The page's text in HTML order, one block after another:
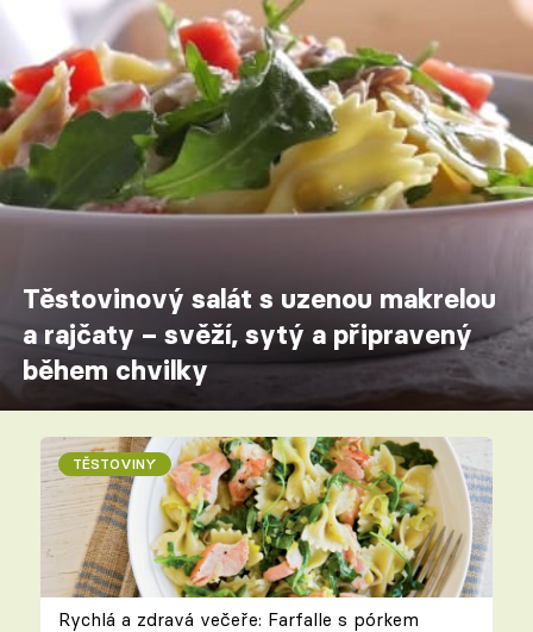
Těstovinový salát s uzenou makrelou
a rajčaty – svěží, sytý a připravený
během chvilky
TĚSTOVINY
Rychlá a zdravá večeře: Farfalle s pórkem